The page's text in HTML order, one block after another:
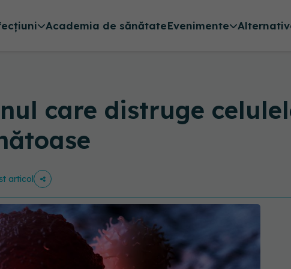
Academia de sănătateEvenimente
care distruge
articol